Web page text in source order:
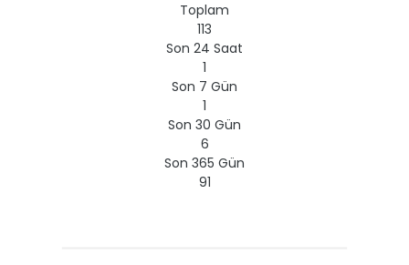
Toplam
113
Son 24 Saat
1
Son 7 Gün
1
Son 30 Gün
6
Son 365 Gün
91